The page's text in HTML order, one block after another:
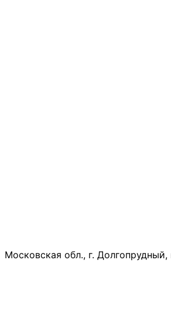
Московская обл., г.